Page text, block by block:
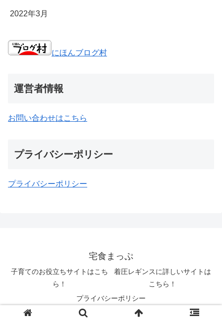
2022年3月
にほんブログ村
運営者情報
お問い合わせはこちら
プライバシーポリシー
プライバシーポリシー
宅食まっぷ
子育てのお役立ちサイトはこち
ら！
着圧レギンスに詳しいサイトは
こちら！
プライバシーポリシー
© 2022 宅食まっぷ.